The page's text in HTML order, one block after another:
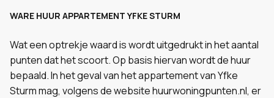
WARE HUUR APPARTEMENT YFKE STURM
Wat een optrekje waard is wordt uitgedrukt in het aantal
punten dat het scoort. Op basis hiervan wordt de huur
bepaald. In het geval van het appartement van Yfke
Sturm mag, volgens de website huurwoningpunten.nl, er